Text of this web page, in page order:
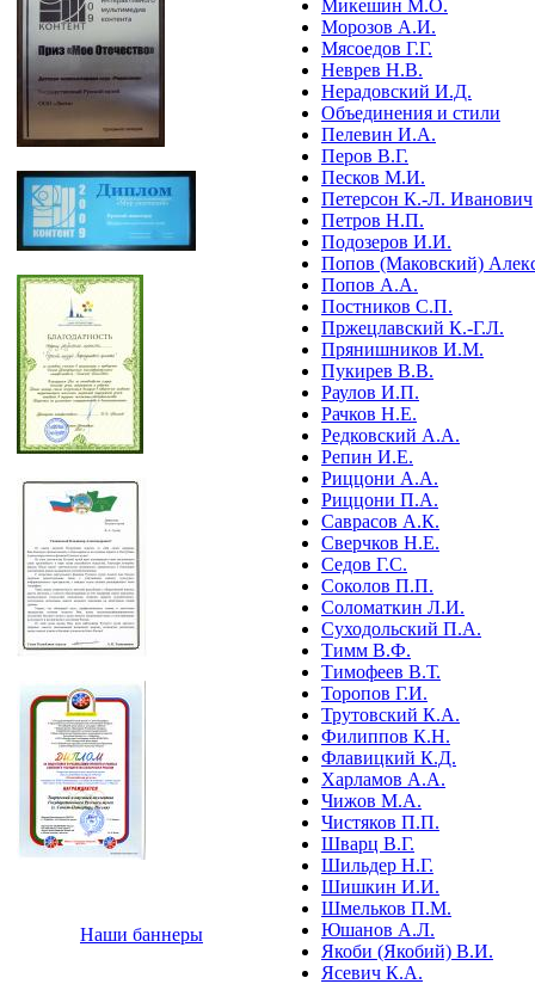
Наши баннеры
Микешин М.О.
Морозов А.И.
Мясоедов Г.Г.
Неврев Н.В.
Нерадовский И.Д.
Объединения и стили
Пелевин И.А.
Перов В.Г.
Песков М.И.
Петерсон К.-Л. Иванович
Петров Н.П.
Подозеров И.И.
Попов (Маковский)
Попов А.А.
Постников С.П.
Пржецлавский К.-Г.Л.
Прянишников И.М.
Пукирев В.В.
Раулов И.П.
Рачков Н.Е.
Редковский А.А.
Репин И.Е.
Риццони А.А.
Риццони П.А.
Саврасов А.К.
Сверчков Н.Е.
Седов Г.С.
Соколов П.П.
Соломаткин Л.И.
Суходольский П.А.
Тимм В.Ф.
Тимофеев В.Т.
Торопов Г.И.
Трутовский К.А.
Филиппов К.Н.
Флавицкий К.Д.
Харламов А.А.
Чижов М.А.
Чистяков П.П.
Шварц В.Г.
Шильдер Н.Г.
Шишкин И.И.
Шмельков П.М.
Юшанов А.Л.
Якоби (Якобий) В.И.
Ясевич К.А.